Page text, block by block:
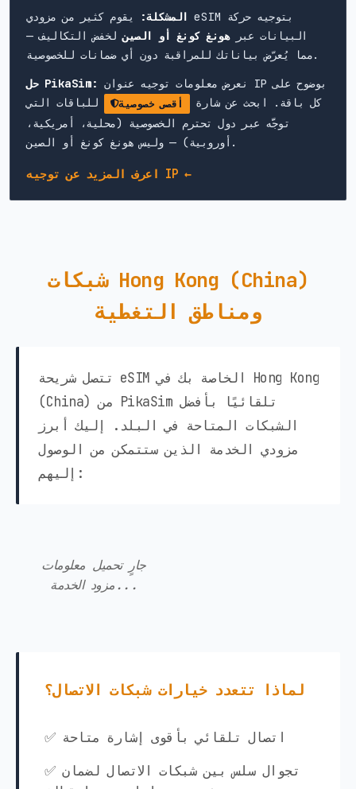
المشكلة:
يقوم كثير من مزودي eSIM بتوجيه حركة
البيانات عبرهونغ كونغ أو الصينلخفض التكاليف —
مما يُعرّض بياناتك للمراقبة دون أي ضمانات للخصوصية.
حل PikaSim:
كل باقة. ابحث عن شارة
أقصى خصوصية
للباقات التي
توجَّه عبر دول تحترم الخصوصية (محلية، أمريكية،
أوروبية) — وليس هونغ كونغ أو الصين.
اعرف المزيد عن توجيه IP ←
شبكات Hong Kong (China)
ومناطق التغطية
تتصل شريحة eSIM الخاصة بك في Hong Kong
(China) من PikaSim تلقائيًا بأفضل
الشبكات المتاحة في البلد. إليك أبرز
مزودي الخدمة الذين ستتمكن من الوصول
إليهم:
جارٍ تحميل معلومات
مزود الخدمة...
لماذا تتعدد خيارات شبكات الاتصال؟
✅ اتصال تلقائي بأقوى إشارة متاحة
✅ تجوال سلس بين شبكات الاتصال لضمان